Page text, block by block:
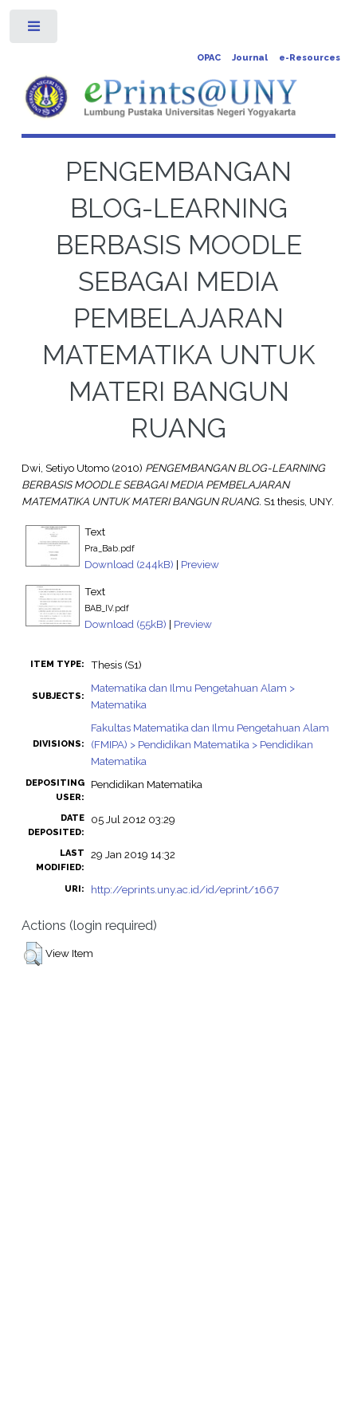
OPAC Journal e-Resources
PENGEMBANGAN
BLOG-LEARNING
BERBASIS MOODLE
SEBAGAI MEDIA
PEMBELAJARAN
MATEMATIKA UNTUK
MATERI BANGUN
RUANG
Dwi, Setiyo Utomo(2010) PENGEMBANGAN BLOG-LEARNING
BERBASIS MOODLE SEBAGAI MEDIA PEMBELAJARAN
MATEMATIKA UNTUK MATERI BANGUN RUANG. S1 thesis, UNY.
Text
Pra_Bab.pdf
Download (244kB) | Preview
Text
BAB_IV.pdf
Download (55kB) | Preview
ITEM TYPE: Thesis (S1)
SUBJECTS:
Matematika dan Ilmu Pengetahuan Alam >
Matematika
DIVISIONS:
Fakultas Matematika dan Ilmu Pengetahuan Alam
(FMIPA) > Pendidikan Matematika > Pendidikan
Matematika
DEPOSITING
USER:
Pendidikan Matematika
DATE
DEPOSITED:
05 Jul 2012 03:29
LAST
MODIFIED:
29 Jan 2019 14:32
URI: http://eprints.uny.ac.id/id/eprint/1667
Actions (login required)
View Item